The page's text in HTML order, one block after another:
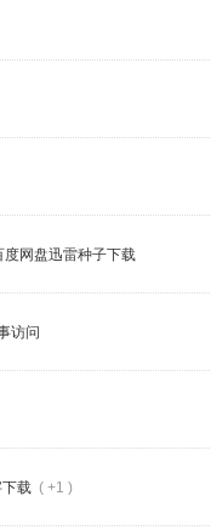
网盘迅雷种子下载
访问
下载 ( +1 )